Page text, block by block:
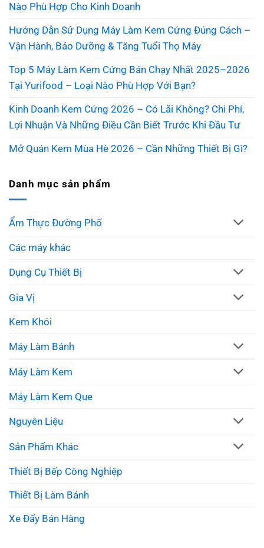
Nào Phù Hợp Cho Kinh Doanh
Hướng Dẫn Sử Dụng Máy Làm Kem Cứng Đúng Cách –
Vận Hành, Bảo Dưỡng & Tăng Tuổi Thọ Máy
Top 5 Máy Làm Kem Cứng Bán Chạy Nhất 2025–2026
Tại Yurifood – Loại Nào Phù Hợp Với Bạn?
Kinh Doanh Kem Cứng 2026 – Có Lãi Không? Chi Phí,
Lợi Nhuận Và Những Điều Cần Biết Trước Khi Đầu Tư
Mở Quán Kem Mùa Hè 2026 – Cần Những Thiết Bị Gì?
Danh mục sản phẩm
Ẩm Thực Đường Phố
Các máy khác
Dụng Cụ Thiết Bị
Gia Vị
Kem Khói
Máy Làm Bánh
Máy Làm Kem
Máy Làm Kem Que
Nguyên Liệu
Sản Phẩm Khác
Thiết Bị Bếp Công Nghiệp
Thiết Bị Làm Bánh
Xe Đẩy Bán Hàng